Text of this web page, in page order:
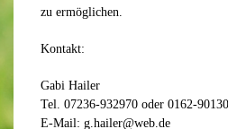
zu ermöglichen.
Kontakt:
Gabi Hailer
Tel. 07236-932970 oder 0162-
E-Mail: g.hailer@web.de